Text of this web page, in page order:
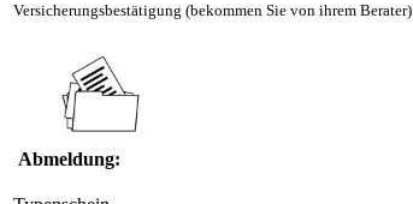
Versicherungsbestätigung (bekommen Sie von ihrem Berater)
Abmeldung: